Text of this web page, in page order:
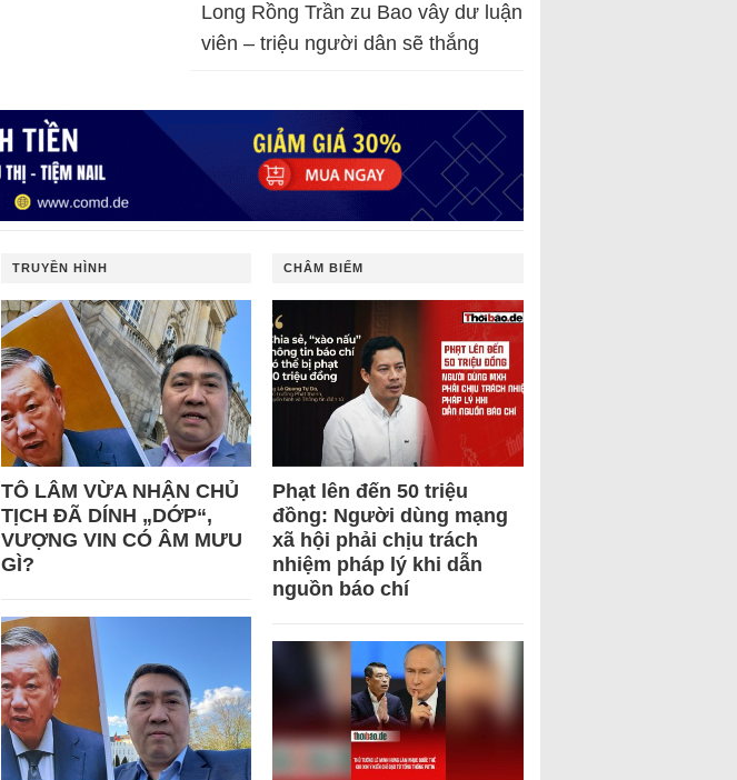
Long Rồng Trần zu Bao vây dư luận
viên – triệu người dân sẽ thắng
TRUYỀN HÌNH
TÔ LÂM VỪA NHẬN CHỦ
TỊCH ĐÃ DÍNH „DỚP“,
VƯỢNG VIN CÓ ÂM MƯU
GÌ?
CHÂM BIẾM
Phạt lên đến 50 triệu
đồng: Người dùng mạng
xã hội phải chịu trách
nhiệm pháp lý khi dẫn
nguồn báo chí